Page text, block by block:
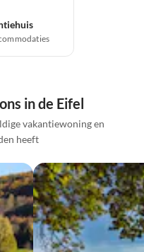
in de Eifel
vakantiewoning en
heeft